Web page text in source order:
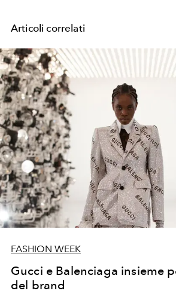
Articoli correlati
FASHION WEEK
Gucci e Balenciaga insieme
del brand